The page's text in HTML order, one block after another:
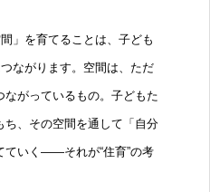
間」を育てることは、子ども
ながります。空間は、ただ
がっているもの。子どもた
ち、その空間を通して「自分
ていく——それが“住育”の考